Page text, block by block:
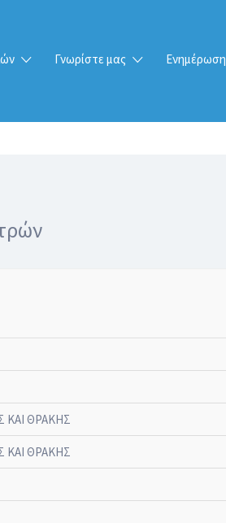
Γνωρίστε μας Ενημέρωση
ΚΑΙ ΘΡΑΚΗΣ
ΚΑΙ ΘΡΑΚΗΣ